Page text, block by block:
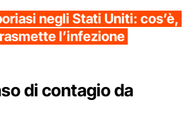
negli Stati Uniti: cos’è,
l’infezione
di contagio da